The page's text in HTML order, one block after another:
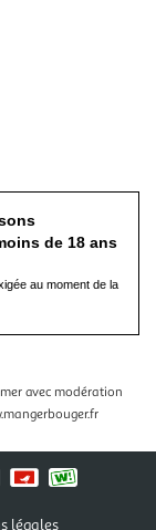
de 18 ans
au moment de la
avec modération
légales